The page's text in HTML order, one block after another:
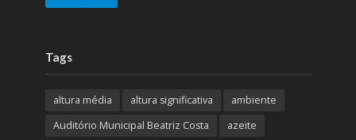
Tags
altura média altura significativa
ambiente
Auditório Municipal Beatriz Costa
azeite